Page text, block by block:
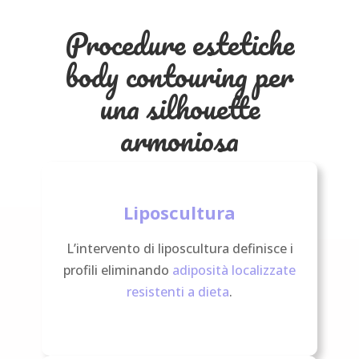
Procedure estetiche
body contouring per
una silhouette
armoniosa
Liposcultura
L’intervento di liposcultura definisce i
profili eliminando adiposità localizzate
resistenti a dieta.